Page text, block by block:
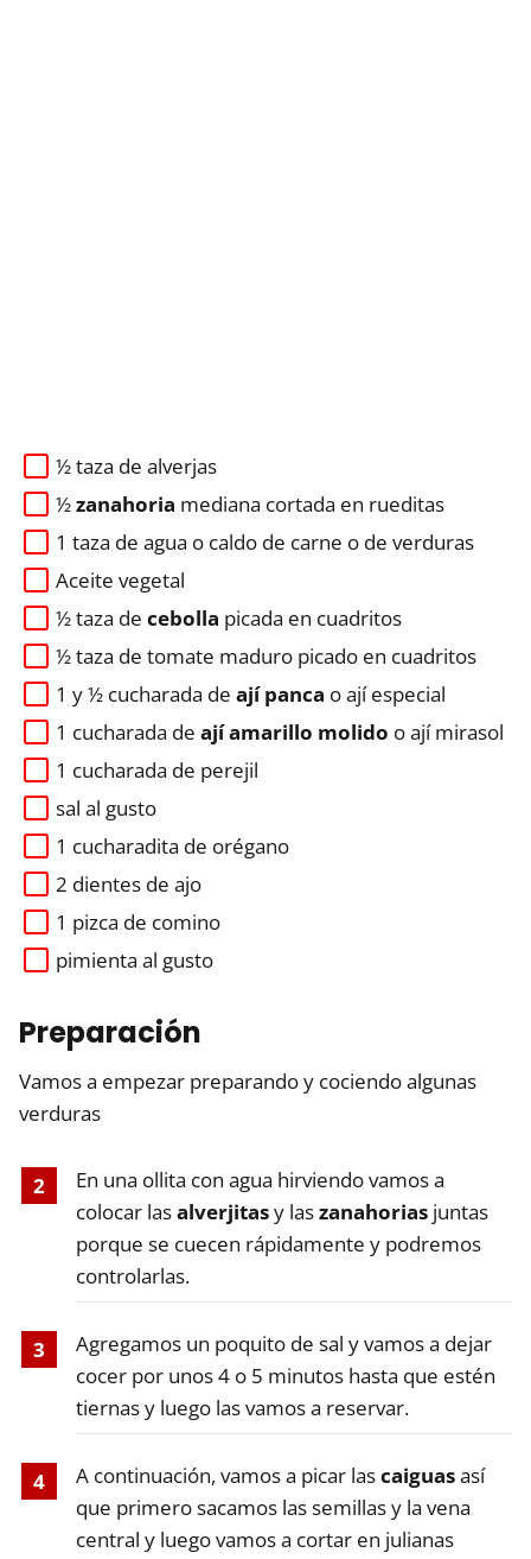
½ taza de alverjas
½zanahoria mediana cortada en rueditas
1 taza de agua o caldo de carne o de verduras
Aceite vegetal
½ taza de cebolla picada en cuadritos
½ taza de tomate maduro picado en cuadritos
1 y ½ cucharada de ají panca o ají especial
1 cucharada de ají amarillo molido o ají mirasol
1 cucharada de perejil
sal al gusto
1 cucharadita de orégano
2 dientes de ajo
1 pizca de comino
pimienta al gusto
Preparación
Vamos a empezar preparando y cociendo algunas
verduras
En una ollita con agua hirviendo vamos a
colocar lasalverjitasy laszanahoriasjuntas
porque se cuecen rápidamente y podremos
controlarlas.
Agregamos un poquito de sal y vamos a dejar
cocer por unos 4 o 5 minutos hasta que estén
tiernas y luego las vamos a reservar.
A continuación, vamos a picar lascaiguasasí
que primero sacamos las semillas y la vena
central y luego vamos a cortar en julianas